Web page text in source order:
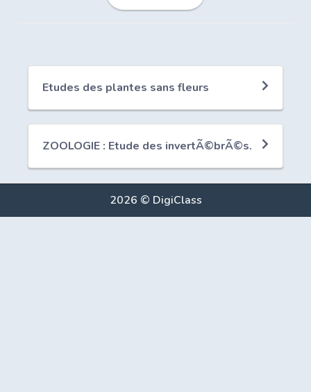
Etudes des plantes sans fleurs
ZOOLOGIE : Etude des invertÃ©brÃ©s.
2026 © DigiClass